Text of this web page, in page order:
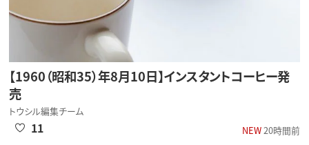
【1960（昭和35）年8月10日】インスタントコーヒー発
売
トウシル編集チーム
NEW20時間前
11